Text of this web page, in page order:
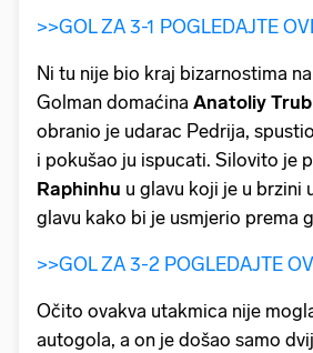
>>GOL ZA 3-1 POGLEDAJTE
Ni tu nije bio kraj bizarnostima
Golman domaćina Anatoliy
obranio je udarac Pedrija,
i pokušao ju ispucati. Silovito je
Raphinhu u glavu koji je u brzini
glavu kako bi je usmjerio prema
>>GOL ZA 3-2 POGLEDAJTE
Očito ovakva utakmica nije
autogola, a on je došao samo